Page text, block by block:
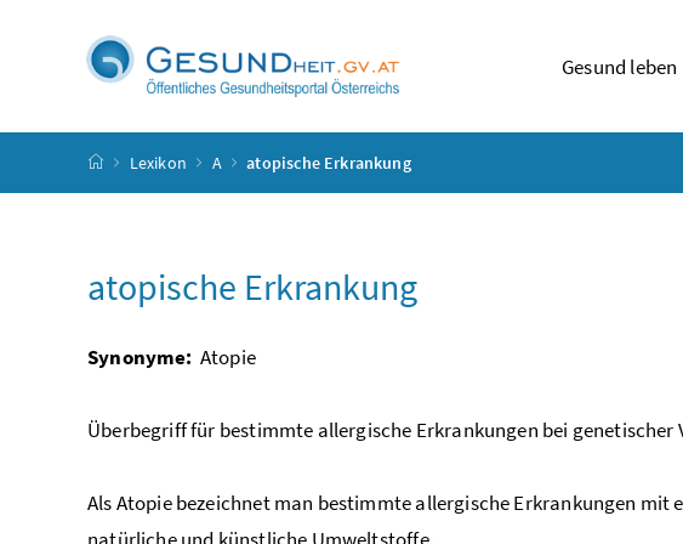
Gesund leben
Startseite
Lexikon A atopische Erkrankung
atopische Erkrankung
Synonyme: Atopie
Überbegriff für bestimmte allergische Erkrankungen bei genetischer
Als Atopie bezeichnet man bestimmte allergische Erkrankungen